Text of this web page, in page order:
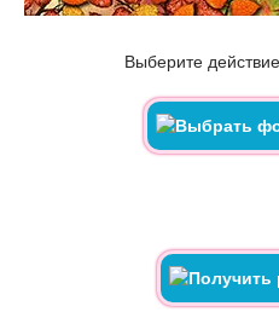
Выберите